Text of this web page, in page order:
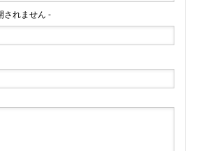
されません -